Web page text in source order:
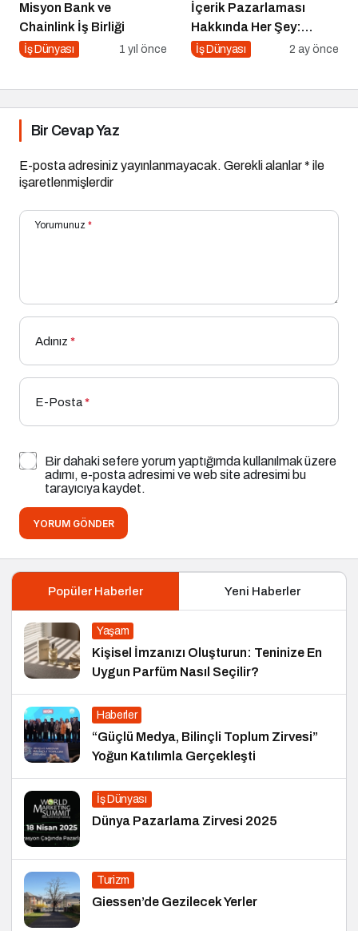
Misyon Bank ve
Chainlink İş Birliği
İş Dünyası 1 yıl önce
İçerik Pazarlaması
Hakkında Her Şey:
İçeriklerce Podcast
İş Dünyası 2 ay önce
Bir Cevap Yaz
E-posta adresiniz yayınlanmayacak. Gerekli alanlar* ile
işaretlenmişlerdir
Yorumunuz *
Adınız *
E-Posta*
Bir dahaki sefere yorum yaptığımda kullanılmak üzere
adımı, e-posta adresimi ve web site adresimi bu
tarayıcıya kaydet.
YORUM GÖNDER
Popüler Haberler Yeni Haberler
Yaşam
Kişisel İmzanızı Oluşturun: Teninize En
Uygun Parfüm Nasıl Seçilir?
Haberler
“Güçlü Medya, Bilinçli Toplum Zirvesi”
Yoğun Katılımla Gerçekleşti
İş Dünyası
Dünya Pazarlama Zirvesi 2025
Turizm
Giessen’de Gezilecek Yerler